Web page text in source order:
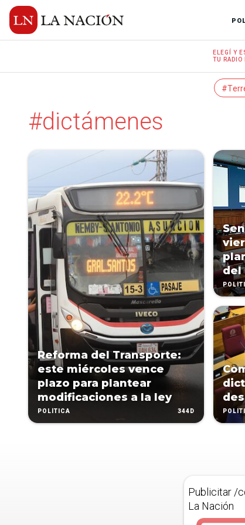
ELEGÍ Y
TU RADIO
#dictámenes
Reforma del Transporte:
este miércoles vence
plazo para plantear
modificaciones a la ley
POLÍTICA 344D
del
Publicitar /
La Nación